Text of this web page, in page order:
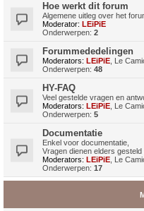
Hoe werkt dit forum
Algemene uitleg over het
Moderator: LEiPiE
Onderwerpen: 2
Forummededelingen
Moderators: LEiPiE Le
Onderwerpen: 48
HY-FAQ
Veel gestelde vragen en
Moderators: LEiPiE Le
Onderwerpen: 5
Documentatie
Enkel voor documentatie,
Vragen dienen elders gesteld
Moderators: LEiPiE Le
Onderwerpen: 17